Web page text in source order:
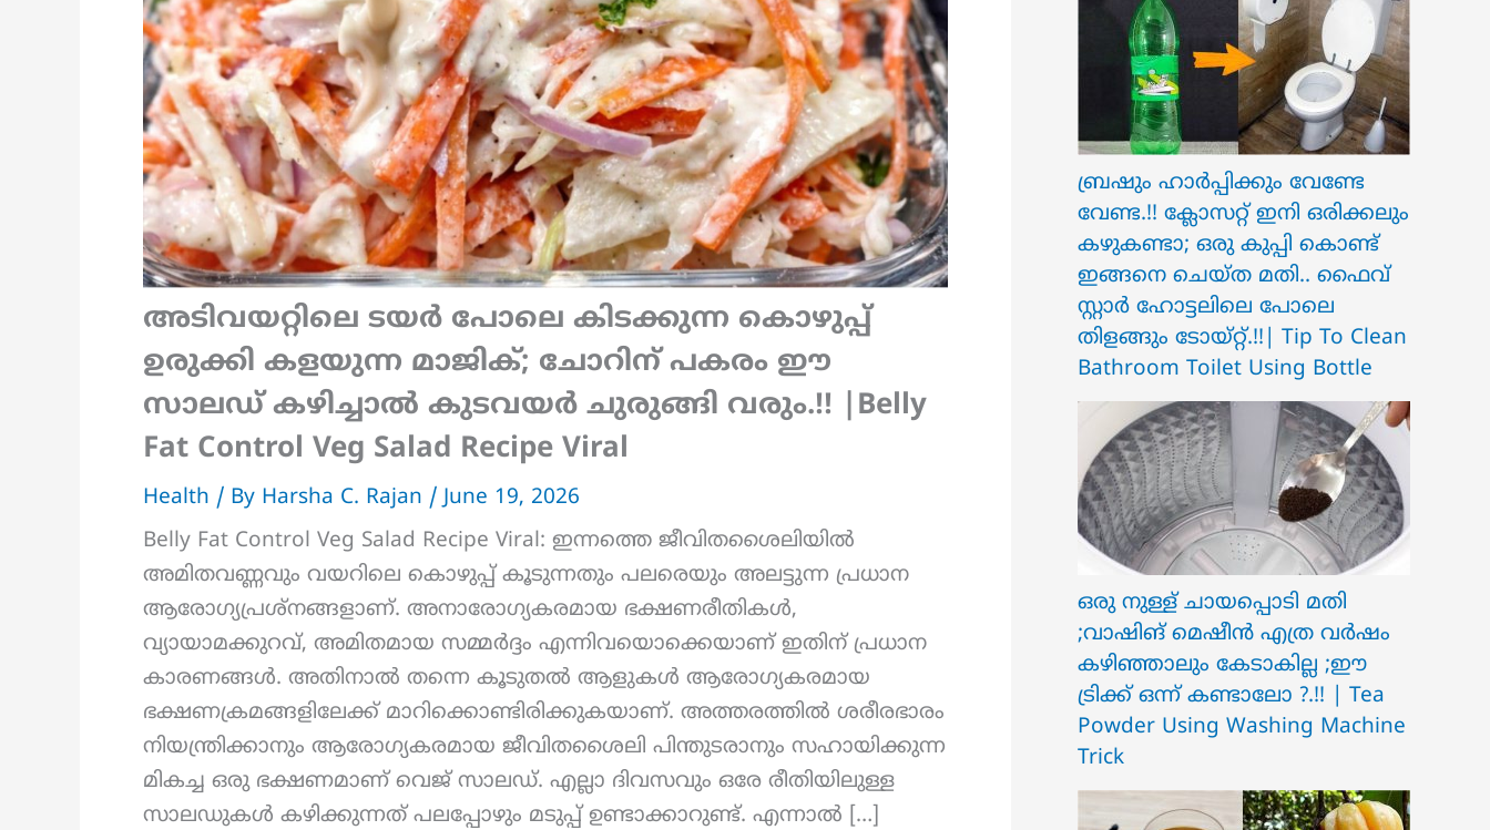
അടിവയറ്റിലെ ടയര്‍ പോലെ കിടക്കുന്ന കൊഴുപ്പ്
ഉരുക്കി കളയുന്ന മാജിക്‌; ചോറിന് പകരം ഈ
സാലഡ് കഴിച്ചാൽ കുടവയർ ചുരുങ്ങി വരും.!! |Belly
Fat Control Veg Salad Recipe Viral
Health / By Harsha C. Rajan / June 19, 2026
Belly Fat Control Veg Salad Recipe Viral: ഇന്നത്തെ ജീവിതശൈലിയിൽ
അമിതവണ്ണവും വയറിലെ കൊഴുപ്പ് കൂടുന്നതും പലരെയും അലട്ടുന്ന പ്രധാന
ആരോഗ്യപ്രശ്നങ്ങളാണ്. അനാരോഗ്യകരമായ ഭക്ഷണരീതികൾ,
വ്യായാമക്കുറവ്, അമിതമായ സമ്മർദ്ദം എന്നിവയൊക്കെയാണ് ഇതിന് പ്രധാന
കാരണങ്ങൾ. അതിനാൽ തന്നെ കൂടുതൽ ആളുകൾ ആരോഗ്യകരമായ
ഭക്ഷണക്രമങ്ങളിലേക്ക് മാറിക്കൊണ്ടിരിക്കുകയാണ്. അത്തരത്തിൽ ശരീരഭാരം
നിയന്ത്രിക്കാനും ആരോഗ്യകരമായ ജീവിതശൈലി പിന്തുടരാനും സഹായിക്കുന്ന
മികച്ച ഒരു ഭക്ഷണമാണ് വെജ് സാലഡ്. എല്ലാ ദിവസവും ഒരേ രീതിയിലുള്ള
സാലഡുകൾ കഴിക്കുന്നത് പലപ്പോഴും മടുപ്പ് ഉണ്ടാക്കാറുണ്ട്. എന്നാൽ […]
ബ്രഷും ഹാർപ്പിക്കും വേണ്ടേ
വേണ്ട.!! ക്ലോസറ്റ് ഇനി ഒരിക്കലും
കഴുകണ്ടാ; ഒരു കുപ്പി കൊണ്ട്
ഇങ്ങനെ ചെയ്ത മതി.. ഫൈവ്
സ്റ്റാർ ഹോട്ടലിലെ പോലെ
തിളങ്ങും ടോയ്റ്റ്.!!| Tip To Clean
Bathroom Toilet Using Bottle
ഒരു നുള്ള് ചായപ്പൊടി മതി
;വാഷിങ് മെഷീൻ എത്ര വർഷം
കഴിഞ്ഞാലും കേടാകില്ല ;ഈ
ട്രിക്ക് ഒന്ന് കണ്ടാലോ ?.!! | Tea
Powder Using Washing Machine
Trick